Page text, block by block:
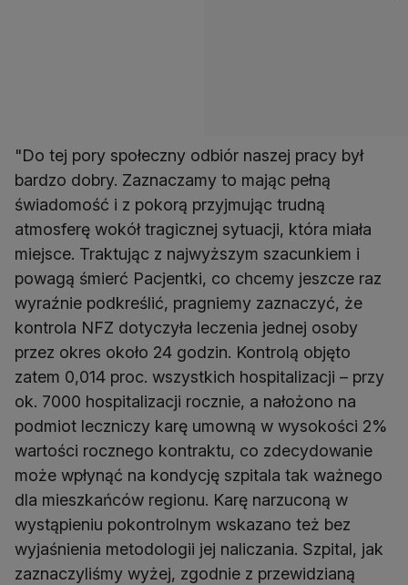
"Do tej pory społeczny odbiór naszej pracy był
bardzo dobry. Zaznaczamy to mając pełną
świadomość i z pokorą przyjmując trudną
atmosferę wokół tragicznej sytuacji, która miała
miejsce. Traktując z najwyższym szacunkiem i
powagą śmierć Pacjentki, co chcemy jeszcze raz
wyraźnie podkreślić, pragniemy zaznaczyć, że
kontrola NFZ dotyczyła leczenia jednej osoby
przez okres około 24 godzin. Kontrolą objęto
zatem 0,014 proc. wszystkich hospitalizacji – przy
ok. 7000 hospitalizacji rocznie, a nałożono na
podmiot leczniczy karę umowną w wysokości 2%
wartości rocznego kontraktu, co zdecydowanie
może wpłynąć na kondycję szpitala tak ważnego
dla mieszkańców regionu. Karę narzuconą w
wystąpieniu pokontrolnym wskazano też bez
wyjaśnienia metodologii jej naliczania. Szpital, jak
zaznaczyliśmy wyżej, zgodnie z przewidzianą